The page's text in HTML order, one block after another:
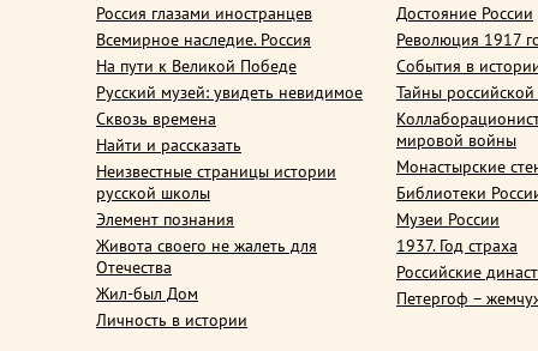
Россия глазами иностранцев
Всемирное наследие. Россия
На пути к Великой Победе
Русский музей: увидеть невидимое
Сквозь времена
Найти и рассказать
Неизвестные страницы истории
русской школы
Элемент познания
Живота своего не жалеть для
Отечества
Жил-был Дом
Личность в истории
Достояние России
Революция 1917
События в
Тайны
мировой войны
Монастырские
Библиотеки
Музеи России
1937. Год страха
Российские
Петергоф –